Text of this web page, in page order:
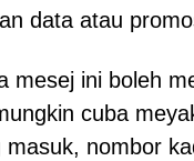
data atau
mesej ini boleh
cuba
masuk, nombor